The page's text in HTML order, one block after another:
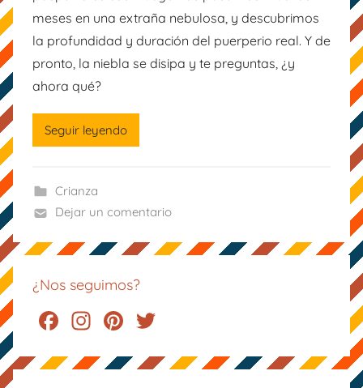
a
m
á
meses en una extraña nebulosa, y descubrimos
la profundidad y duración del puerperio real. Y de
pronto, la niebla se disipa y te preguntas, ¿y
ahora qué?
Seguir leyendo
Crianza
Dejar un comentario
¿Nos seguimos?
F
c
In
a
Pi
er tt